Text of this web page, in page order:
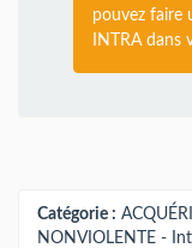
pouvez faire
INTRA dans
Catégorie :
NONVIOLENTE -